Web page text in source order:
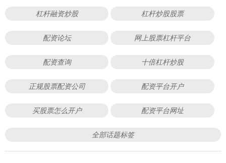
杠杆融资炒股 杠杆炒股股票
配资论坛 网上股票杠杆平台
配资查询 十倍杠杆炒股
正规股票配资公司 配资平台开户
买股票怎么开户 配资平台网址
全部话题标签